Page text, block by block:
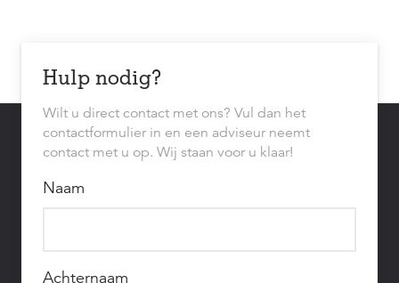
Hulp nodig?
Wilt u direct contact met ons? Vul dan het
contactformulier in en een adviseur neemt
contact met u op. Wij staan voor u klaar!
Naam
Achternaam